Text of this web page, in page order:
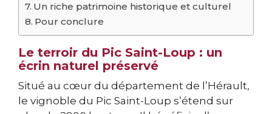
Un riche patrimoine historique et culturel
Pour conclure
Le terroir du Pic Saint-Loup : un
écrin naturel préservé
Situé au cœur du département de l’Hérault,
le vignoble du Pic Saint-Loup s’étend sur